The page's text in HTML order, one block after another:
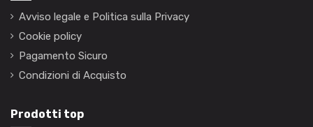
Avviso legale e Politica sulla Privacy
Cookie policy
Pagamento Sicuro
Condizioni di Acquisto
Prodotti top